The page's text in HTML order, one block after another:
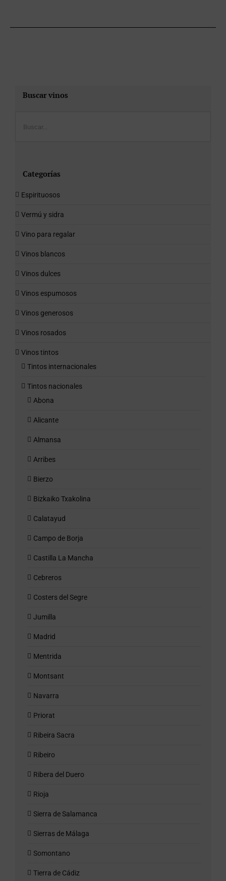
Buscar vinos
Categorías
Espirituosos
Vermú y sidra
Vino para regalar
Vinos blancos
Vinos dulces
Vinos espumosos
Vinos generosos
Vinos rosados
Vinos tintos
Tintos internacionales
Tintos nacionales
Abona
Alicante
Almansa
Arribes
Bierzo
Bizkaiko Txakolina
Calatayud
Campo de Borja
Castilla La Mancha
Cebreros
Costers del Segre
Jumilla
Madrid
Mentrida
Montsant
Navarra
Priorat
Ribeira Sacra
Ribeiro
Ribera del Duero
Rioja
Sierra de Salamanca
Sierras de Málaga
Somontano
Tierra de Cádiz